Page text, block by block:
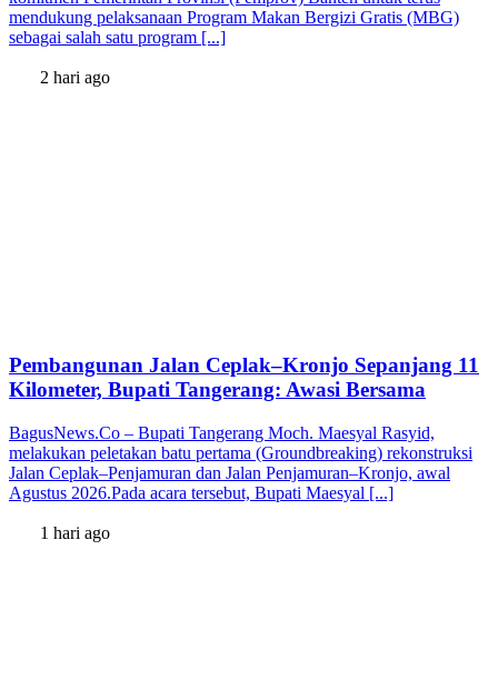
mendukung pelaksanaan Program Makan Bergizi Gratis (MBG)
sebagai salah satu program [...]
2 hari ago
Pembangunan Jalan Ceplak–Kronjo Sepanjang 11
Kilometer, Bupati Tangerang: Awasi Bersama
BagusNews.Co – Bupati Tangerang Moch. Maesyal Rasyid,
melakukan peletakan batu pertama (Groundbreaking) rekonstruksi
Jalan Ceplak–Penjamuran dan Jalan Penjamuran–Kronjo, awal
Agustus 2026.Pada acara tersebut, Bupati Maesyal [...]
1 hari ago